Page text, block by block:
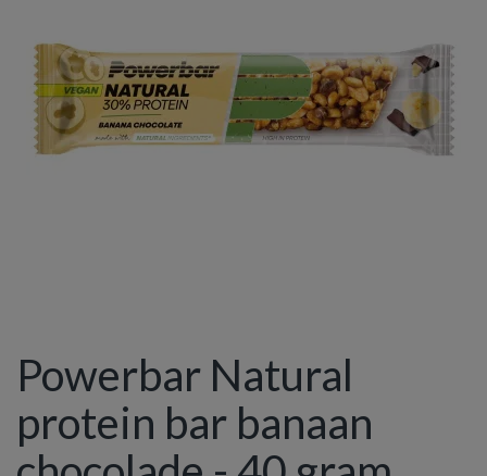
Powerbar Natural
protein bar banaan